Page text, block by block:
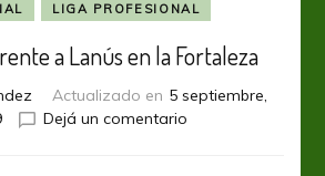
LIGA PROFESIONAL
a Lanús en la Fortaleza
Actualizado en 5 septiembre,
Dejá un comentarioen